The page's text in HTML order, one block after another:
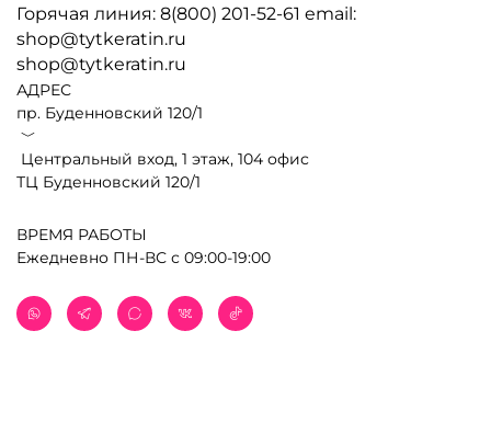
Горячая линия: 8(800) 201-52-61 email:
shop@tytkeratin.ru
shop@tytkeratin.ru
АДРЕС
пр. Буденновский 120/1
﹀
Центральный вход, 1 этаж, 104 офис
ТЦ Буденновский 120/1
ВРЕМЯ РАБОТЫ
Ежедневно ПН-ВС с 09:00-19:00